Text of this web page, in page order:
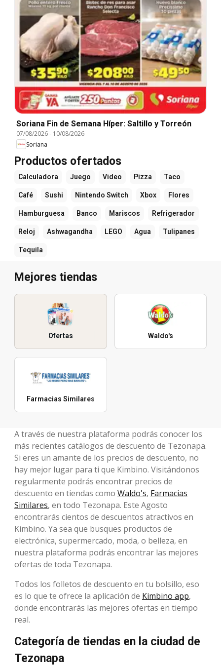
Soriana Fin de Semana Híper: Saltillo y Torreón
07/08/2026- 10/08/2026
Soriana
Productos ofertados
Calculadora Juego Video Pizza Taco
Café Sushi Nintendo Switch Xbox Flores
Hamburguesa Banco Mariscos Refrigerador
Reloj Ashwagandha LEGO Agua Tulipanes
Tequila
Mejores tiendas
Ofertas Waldo's
Farmacias Similares
A través de nuestra plataforma podrás conocer los
más recientes catálogos de descuento de Tezonapa.
Si eres un amante de los precios de descuento, no
hay mejor lugar para ti que Kimbino. Visitándonos
regularmente podrás encontrar precios de
descuento en tiendas como Waldo's, Farmacias
Similares, en todo Tezonapa. Este Agosto
encontrarás cientos de descuentos atractivos en
Kimbino. Ya sea que busques productos de
electrónica, supermercado, moda, o belleza, en
nuestra plataforma podrás encontrar las mejores
ofertas de toda Tezonapa.
Todos los folletos de descuento en tu bolsillo, eso
es lo que te ofrece la aplicación de Kimbino app,
donde encontrarás las mejores ofertas en tiempo
real.
Categoría de tiendas en la ciudad de
Tezonapa